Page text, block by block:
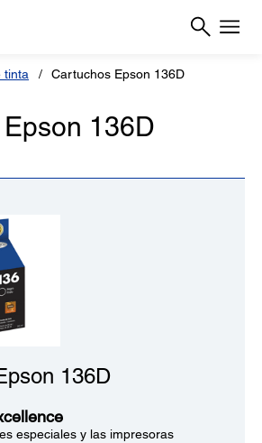
tinta Cartuchos Epson 136D
136D
136D
especiales y las impresoras